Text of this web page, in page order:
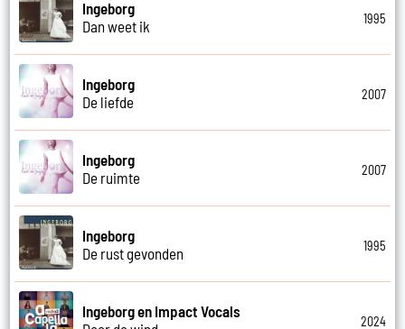
Ingeborg
Dan weet ik
1995
Ingeborg
De liefde
2007
Ingeborg
De ruimte
2007
Ingeborg
De rust gevonden
1995
Ingeborg en Impact Vocals
2024